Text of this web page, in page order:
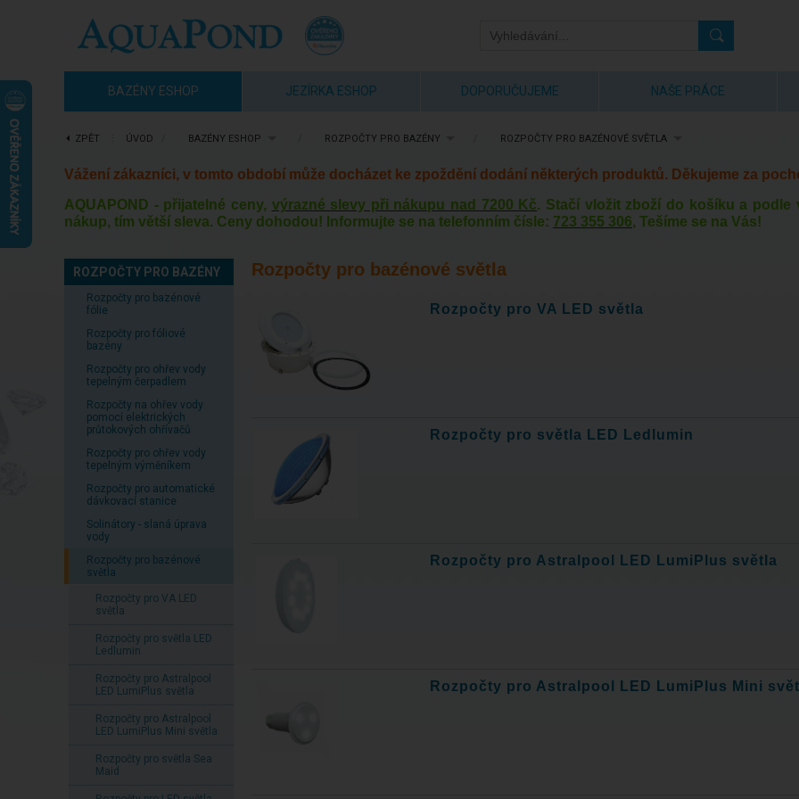
BAZÉNY ESHOP JEZÍRKA ESHOP DOPORUČUJEME NAŠE PRÁCE
ZPĚT ÚVOD BAZÉNY ESHOP ROZPOČTY PRO BAZÉNY ROZPOČTY PRO BAZÉNOVÉ SVĚTLA
Vážení zákazníci, v tomto období může docházet ke zpoždění dodání některých produktů. Děkujeme za
AQUAPOND - přijatelné ceny, výrazné slevy při nákupu nad 7200 Kč. Stačí vložit zboží do košíku a
nákup, tím větší sleva. Ceny dohodou! Informujte se na telefonním čísle: 723 355 306, Tešíme se na Vás!
ROZPOČTY PRO BAZÉNY
Rozpočty pro bazénové
fólie
Rozpočty pro fóliové
bazény
Rozpočty pro ohřev vody
tepelným čerpadlem
Rozpočty na ohřev vody
pomocí elektrických
průtokových ohřívačů
Rozpočty pro ohřev vody
tepelným výměníkem
Rozpočty pro automatické
dávkovací stanice
Solinátory - slaná úprava
vody
Rozpočty pro bazénové
světla
Rozpočty pro VA LED
světla
Rozpočty pro světla LED
Ledlumin
Rozpočty pro Astralpool
LED LumiPlus světla
Rozpočty pro Astralpool
LED LumiPlus Mini světla
Rozpočty pro světla Sea
Maid
Rozpočty pro bazénové světla
Rozpočty pro VA LED světla
Rozpočty pro světla LED Ledlumin
Rozpočty pro Astralpool LED LumiPlus světla
Rozpočty pro Astralpool LED LumiPlus Mini